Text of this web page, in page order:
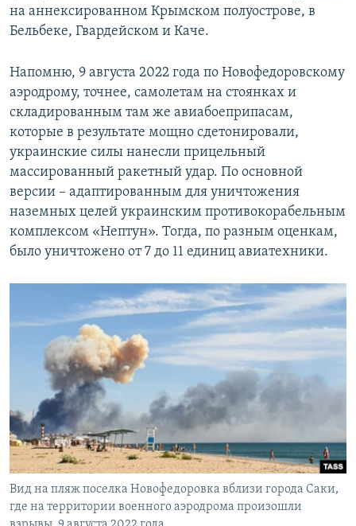
на аннексированном Крымском полуострове, в
Бельбеке, Гвардейском и Каче.
Напомню, 9 августа 2022 года по Новофедоровскому
аэродрому, точнее, самолетам на стоянках и
складированным там же авиабоеприпасам,
которые в результате мощно сдетонировали,
украинские силы нанесли прицельный
массированный ракетный удар. По основной
версии – адаптированным для уничтожения
наземных целей украинским противокорабельным
комплексом «Нептун». Тогда, по разным оценкам,
было уничтожено от 7 до 11 единиц авиатехники.
Вид на пляж поселка Новофедоровка вблизи города Саки,
где на территории военного аэродрома произошли